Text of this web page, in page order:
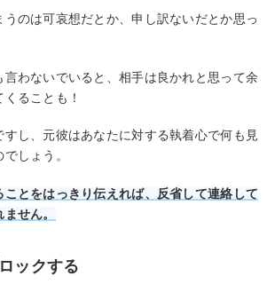
うのは可哀想だとか、申し訳ないだとか思っ
言わないでいると、相手は良かれと思って余
ることも！
すし、元彼はあなたに対する執着心で何も見
しょう。
ことをはっきり伝えれば、反省して連絡して
せん。
ックする